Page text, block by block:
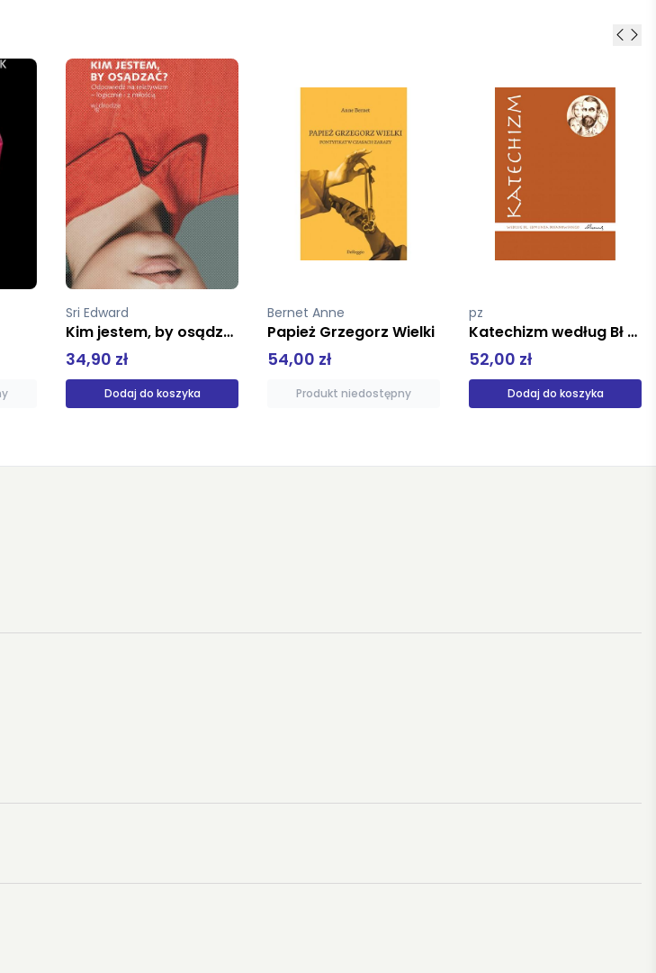
Bernet Anne
Papież Grzegorz Wielki
54,00 zł
Produkt niedostępny
pz
Katechizm według Bł Edmunda Bojanowskiego mk
52,00 zł
Dodaj do koszyka
Stanissen Wilfrid
Ani joga ani zen mk
34,90 zł
Produkt niedostępny